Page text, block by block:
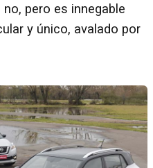
pero es innegable
y único, avalado por